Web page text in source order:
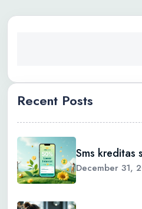
Recent Posts
Sms kreditas
December 31,